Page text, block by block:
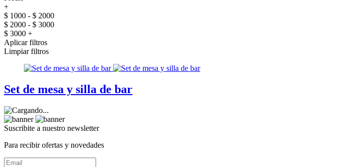
+
$ 1000 - $ 2000
$ 2000 - $ 3000
$ 3000 +
Aplicar filtros
Limpiar filtros
Set de mesa y silla de bar
Suscribite a nuestro newsletter
Para recibir ofertas y novedades